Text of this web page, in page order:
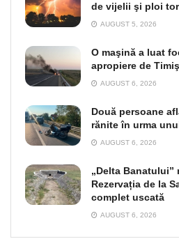
de vijelii şi ploi
AUGUST 5, 2026
O maşină a luat
apropiere de
AUGUST 6, 2026
Două persoane
rănite în urma
AUGUST 6, 2026
„Delta
Rezervația de la
complet uscată
AUGUST 6, 2026